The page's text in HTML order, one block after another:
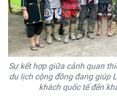
Sự kết hợp giữa cảnh quan
du lịch cộng đồng đang giúp
khách quốc tế đến